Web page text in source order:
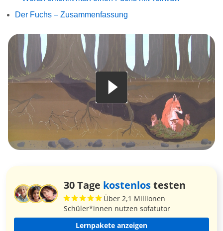
Der Fuchs – Zusammenfassung
30 Tage kostenlostesten
Über 2,1 Millionen
Schüler*innen nutzen sofatutor
Lernpakete anzeigen